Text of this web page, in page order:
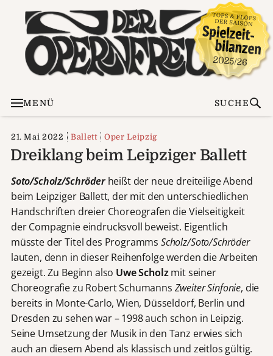
MENÜ SUCHE
21. Mai 2022 Ballett Oper Leipzig
Dreiklang beim Leipziger Ballett
Soto/Scholz/Schröderheißt der neue dreiteilige Abend
beim Leipziger Ballett, der mit den unterschiedlichen
Handschriften dreier Choreografen die Vielseitigkeit
der Compagnie eindrucksvoll beweist. Eigentlich
müsste der Titel des Programms Scholz/Soto/Schröder
lauten, denn in dieser Reihenfolge werden die Arbeiten
gezeigt. Zu Beginn also Uwe Scholzmit seiner
Choreografie zu Robert Schumanns Zweiter Sinfonie, die
bereits in Monte-Carlo, Wien, Düsseldorf, Berlin und
Dresden zu sehen war – 1998 auch schon in Leipzig.
Seine Umsetzung der Musik in den Tanz erwies sich
auch an diesem Abend als klassisch und zeitlos gültig.